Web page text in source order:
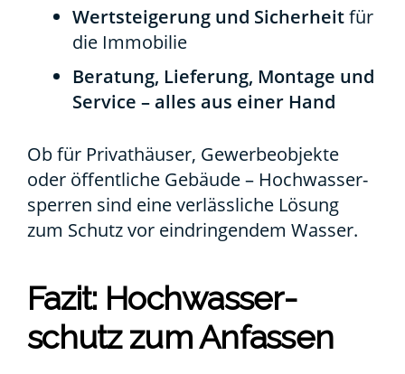
Wert­stei­ge­rung und Sicher­heitfür
die Immo­bi­lie
Bera­tung, Lie­fe­rung, Mon­ta­ge und
Ser­vice – alles aus einer Hand
Ob für Pri­vat­häu­ser, Gewer­be­ob­jek­te
oder öffent­li­che Gebäu­de – Hoch­was­ser­
sper­ren sind eine ver­läss­li­che Lösung
zum Schutz vor ein­drin­gen­dem Was­ser.
Fazit: Hoch­was­ser­
schutz zum Anfas­sen